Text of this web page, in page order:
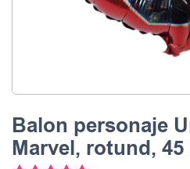
Balon personaje
Marvel, rotund, 45